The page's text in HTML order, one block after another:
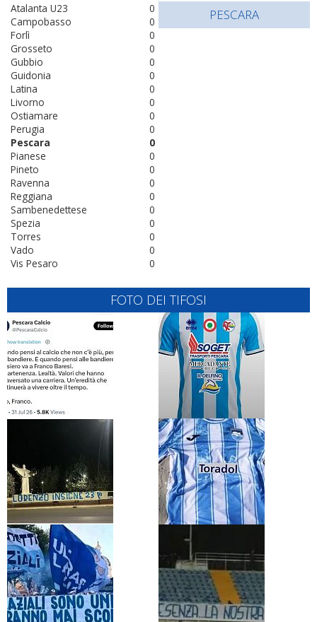
0
Atalanta U23
0
Campobasso
0
Forlì
0
Grosseto
0
Gubbio
0
Guidonia
0
Latina
0
Livorno
0
Ostiamare
0
Perugia
0
Pescara
0
Pianese
0
Pineto
0
Ravenna
0
Reggiana
0
Sambenedettese
0
Spezia
0
Torres
0
Vado
0
Vis Pesaro
PESCARA
FOTO DEI TIFOSI